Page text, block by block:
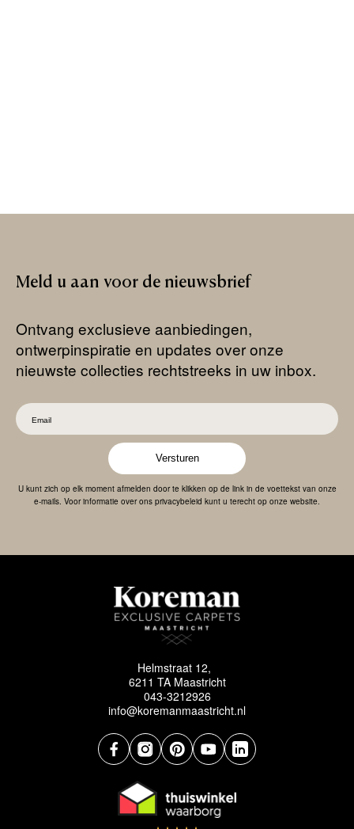
Meld u aan voor de nieuwsbrief
Ontvang exclusieve aanbiedingen,
ontwerpinspiratie en updates over onze
nieuwste collecties rechtstreeks in uw inbox.
Versturen
U kunt zich op elk moment afmelden door te klikken op de link in de voettekst van onze
e-mails. Voor informatie over ons privacybeleid kunt u terecht op onze website.
Helmstraat 12,
6211 TA Maastricht
043-3212926
info@koremanmaastricht.nl